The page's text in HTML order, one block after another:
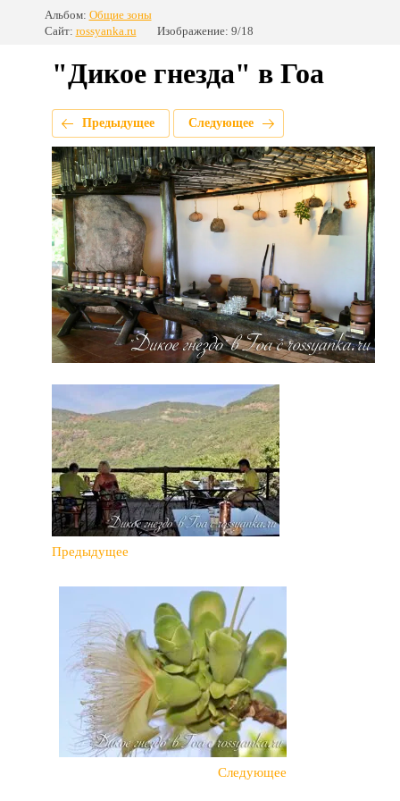
Альбом: Общие зоны
Сайт: rossyanka.ru Изображение: 9/18
"Дикое гнезда" в Гоа
Предыдущее Следующее
Предыдущее
Следующее